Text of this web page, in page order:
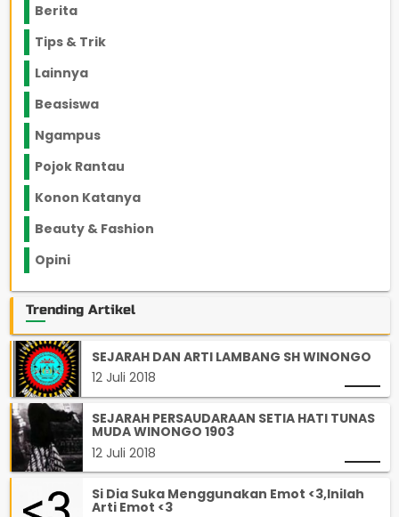
Berita
Tips & Trik
Lainnya
Beasiswa
Ngampus
Pojok Rantau
Konon Katanya
Beauty & Fashion
Opini
Trending Artikel
SEJARAH DAN ARTI LAMBANG SH WINONGO
12 Juli 2018
SEJARAH PERSAUDARAAN SETIA HATI TUNAS
MUDA WINONGO 1903
12 Juli 2018
Si Dia Suka Menggunakan Emot <3,Inilah
Arti Emot <3